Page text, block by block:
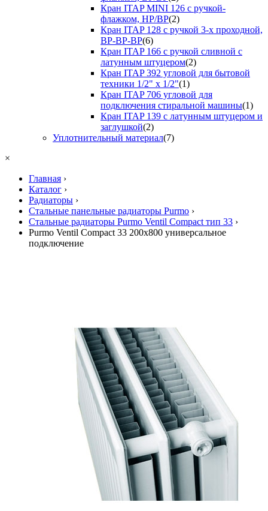
Кран ITAP MINI 126 с ручкой-
флажком, НР/ВР(2)
Кран ITAP 128 с ручкой 3-х проходной,
ВР-ВР-ВР(6)
Кран ITAP 166 с ручкой сливной с
латунным штуцером(2)
Кран ITAP 392 угловой для бытовой
техники 1/2" х 1/2"(1)
Кран ITAP 706 угловой для
подключения стиральной машины(1)
Кран ITAP 139 с латунным штуцером и
заглушкой(2)
Уплотнительный материал(7)
×
Главная ›
Каталог ›
Радиаторы ›
Стальные панельные радиаторы Purmo ›
Стальные радиаторы Purmo Ventil Compact тип 33 ›
Purmo Ventil Compact 33 200x800 универсальное
подключение